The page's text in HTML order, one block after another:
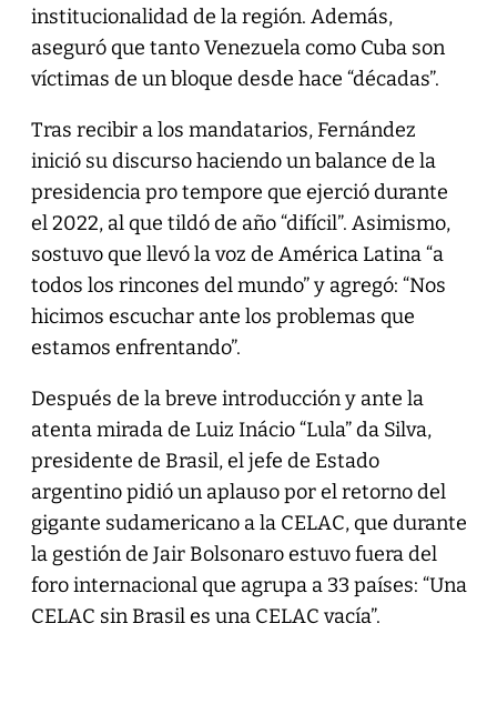
institucionalidad de la región. Además,
aseguró que tanto Venezuela como Cuba son
víctimas de un bloque desde hace “décadas”.
Tras recibir a los mandatarios, Fernández
inició su discurso haciendo un balance de la
presidencia pro tempore que ejerció durante
el 2022, al que tildó de año “difícil”. Asimismo,
sostuvo que llevó la voz de América Latina “a
todos los rincones del mundo” y agregó: “Nos
hicimos escuchar ante los problemas que
estamos enfrentando”.
Después de la breve introducción y ante la
atenta mirada de Luiz Inácio “Lula” da Silva,
presidente de Brasil, el jefe de Estado
argentino pidió un aplauso por el retorno del
gigante sudamericano a la CELAC, que durante
la gestión de Jair Bolsonaro estuvo fuera del
foro internacional que agrupa a 33 países: “Una
CELAC sin Brasil es una CELAC vacía”.